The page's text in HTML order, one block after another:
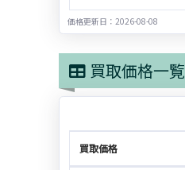
価格更新日：2026-08-08
買取価格一覧
買取価格